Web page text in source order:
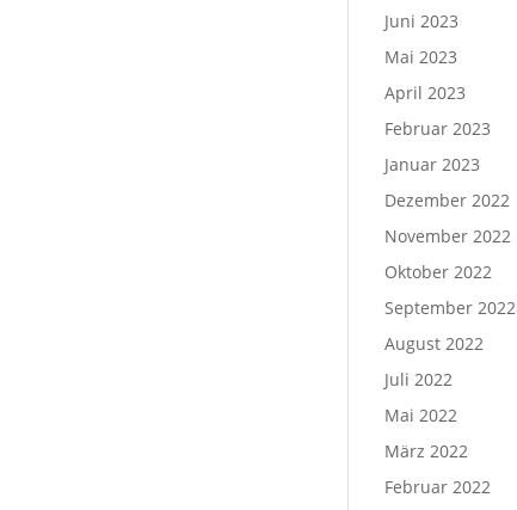
Juni 2023
Mai 2023
April 2023
Februar 2023
Januar 2023
Dezember 2022
November 2022
Oktober 2022
September 2022
August 2022
Juli 2022
Mai 2022
März 2022
Februar 2022